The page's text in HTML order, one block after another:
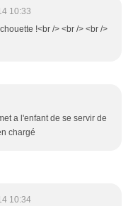
10:33
!<br /> <br /> <br />
a l'enfant de se servir de
chargé
10:34